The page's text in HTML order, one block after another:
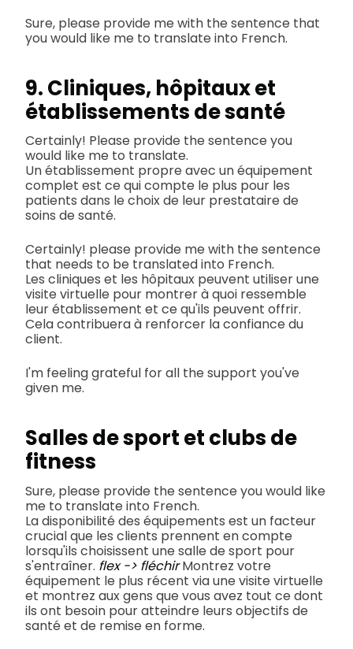
Sure, please provide me with the sentence that
you would like me to translate into French.
9. Cliniques, hôpitaux et
établissements de santé
Certainly! Please provide the sentence you
would like me to translate.
Un établissement propre avec un équipement
complet est ce qui compte le plus pour les
patients dans le choix de leur prestataire de
soins de santé.
Certainly! please provide me with the sentence
that needs to be translated into French.
Les cliniques et les hôpitaux peuvent utiliser une
visite virtuelle pour montrer à quoi ressemble
leur établissement et ce qu'ils peuvent offrir.
Cela contribuera à renforcer la confiance du
client.
I'm feeling grateful for all the support you've
given me.
Salles de sport et clubs de
fitness
Sure, please provide the sentence you would like
me to translate into French.
La disponibilité des équipements est un facteur
crucial que les clients prennent en compte
lorsqu'ils choisissent une salle de sport pour
s'entraîner. flex -> fléchirMontrez votre
équipement le plus récent via une visite virtuelle
et montrez aux gens que vous avez tout ce dont
ils ont besoin pour atteindre leurs objectifs de
santé et de remise en forme.